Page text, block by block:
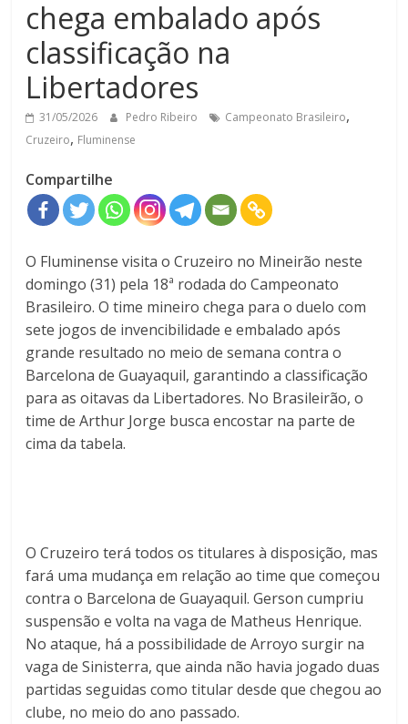
chega embalado após
classificação na
Libertadores
31/05/2026 Pedro Ribeiro Campeonato Brasileiro,
Cruzeiro, Fluminense
Compartilhe
O Fluminense visita o Cruzeiro no Mineirão neste
domingo (31) pela 18ª rodada do Campeonato
Brasileiro. O time mineiro chega para o duelo com
sete jogos de invencibilidade e embalado após
grande resultado no meio de semana contra o
Barcelona de Guayaquil, garantindo a classificação
para as oitavas da Libertadores. No Brasileirão, o
time de Arthur Jorge busca encostar na parte de
cima da tabela.
O Cruzeiro terá todos os titulares à disposição, mas
fará uma mudança em relação ao time que começou
contra o Barcelona de Guayaquil. Gerson cumpriu
suspensão e volta na vaga de Matheus Henrique.
No ataque, há a possibilidade de Arroyo surgir na
vaga de Sinisterra, que ainda não havia jogado duas
partidas seguidas como titular desde que chegou ao
clube, no meio do ano passado.